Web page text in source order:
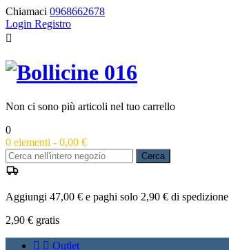
Chiamaci 0968662678
Login Registro

Non ci sono più articoli nel tuo carrello
0
0 elementi - 0,00 €
Cerca
Aggiungi 47,00 € e paghi solo 2,90 € di spedizione
2,90 € gratis
  Outlet